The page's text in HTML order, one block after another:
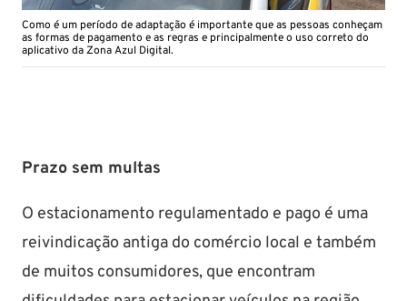
Como é um período de adaptação é importante que as pessoas conheçam
as formas de pagamento e as regras e principalmente o uso correto do
aplicativo da Zona Azul Digital.
Prazo sem multas
O estacionamento regulamentado e pago é uma
reivindicação antiga do comércio local e também
de muitos consumidores, que encontram